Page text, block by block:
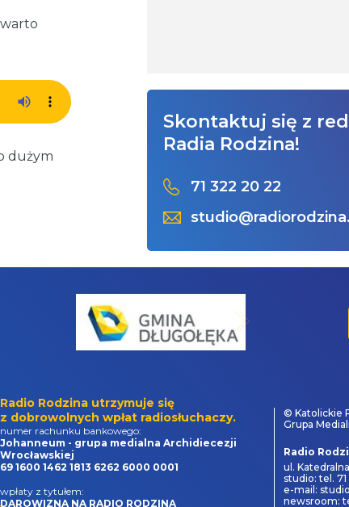
dużym
Skontaktuj się z
Radia Rodzina!
71 322 20 22
Radio Rodzina utrzymuje się
z dobrowolnych wpłat radiosłuchaczy.
numer rachunku bankowego:
Johanneum - grupa medialna Archidiecezji
Wrocławskiej
69 1600 1462 1813 6262 6000 0001
wpłaty z tytułem:
DAROWIZNA NA RADIO RODZINA
© Katolickie
Grupa
Radio
ul.
studio: tel.
e-mail:
newsroom: